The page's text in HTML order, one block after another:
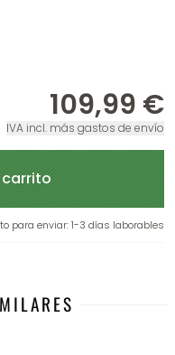
109,99 €
IVA incl. más gastos de envío
para enviar: 1-3 días laborables